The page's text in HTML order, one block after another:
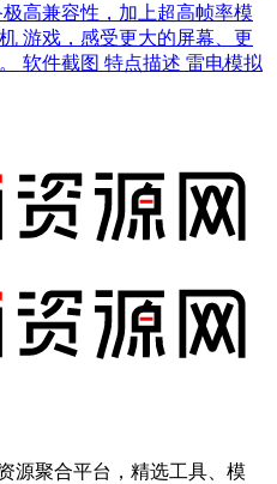
高兼容性，加上超高帧率模
游戏，感受更大的屏幕、更
软件截图 特点描述 雷电模拟
源聚合平台，精选工具、模